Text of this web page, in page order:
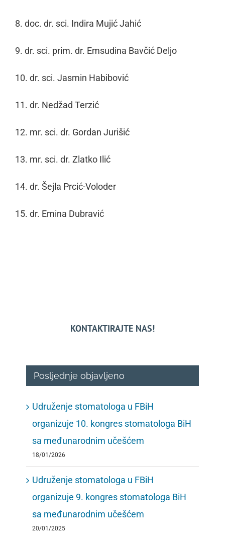
8. doc. dr. sci. Indira Mujić Jahić
9. dr. sci. prim. dr. Emsudina Bavčić Deljo
10. dr. sci. Jasmin Habibović
11. dr. Nedžad Terzić
12. mr. sci. dr. Gordan Jurišić
13. mr. sci. dr. Zlatko Ilić
14. dr. Šejla Prcić-Voloder
15. dr. Emina Dubravić
KONTAKTIRAJTE NAS!
Posljednje objavljeno
Udruženje stomatologa u FBiH
organizuje 10. kongres stomatologa BiH
sa međunarodnim učešćem
18/01/2026
Udruženje stomatologa u FBiH
organizuje 9. kongres stomatologa BiH
sa međunarodnim učešćem
20/01/2025